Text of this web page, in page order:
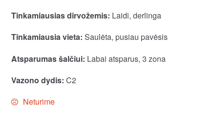
Tinkamiausias dirvožemis: Laidi, derlinga
Tinkamiausia vieta: Saulėta, pusiau pavėsis
Atsparumas šalčiui: Labai atsparus, 3 zona
Vazono dydis: C2
Neturime